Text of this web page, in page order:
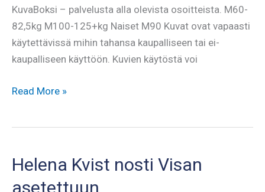
KuvaBoksi – palvelusta alla olevista osoitteista. M60-
82,5kg M100-125+kg Naiset M90 Kuvat ovat vapaasti
käytettävissä mihin tahansa kaupalliseen tai ei-
kaupalliseen käyttöön. Kuvien käytöstä voi
SM-
Read More »
Helena Kvist nosti Visan
asetettuun